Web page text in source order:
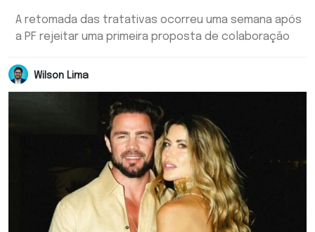
A retomada das tratativas ocorreu uma semana após
a PF rejeitar uma primeira proposta de colaboração
Wilson Lima